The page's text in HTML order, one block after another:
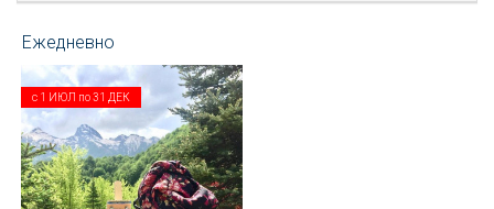
с 1 ИЮЛ по31 ДЕК